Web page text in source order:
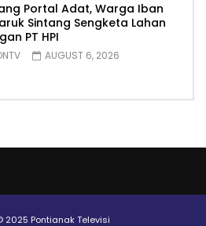
Portal Adat, Warga Iban
Sintang Sengketa Lahan
PT HPI
AUGUST 6, 2026
2025 Pontianak Televisi